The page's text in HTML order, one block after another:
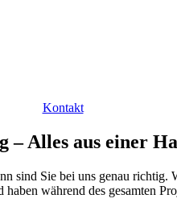
Kontakt
– Alles aus einer
sind Sie bei uns genau
während des gesamten